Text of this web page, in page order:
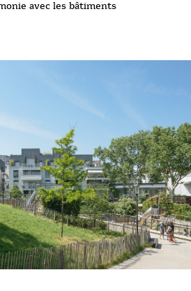
avec les bâtiments